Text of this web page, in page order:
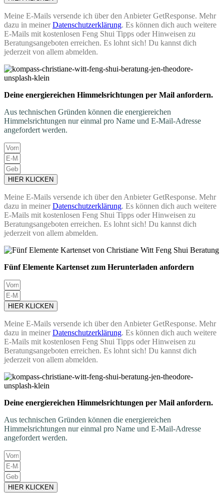
Meine E-Mails versende ich über den Anbieter GetResponse. Mehr
dazu in meinerDatenschutzerklärung. Es können dich auch weitere
E-Mails mit kostenlosen Feng Shui Tipps oder Hinweisen zu
Beratungsangeboten erreichen. Es lohnt sich! Du kannst dich
jederzeit von allem abmelden.
Deine energiereichen Himmelsrichtungen per Mail anfordern.
Aus technischen Gründen können die energiereichen
Himmelsrichtungen nur einmal pro Name und E-Mail-Adresse
angefordert werden.
HIER KLICKEN
Meine E-Mails versende ich über den Anbieter GetResponse. Mehr
dazu in meinerDatenschutzerklärung. Es können dich auch weitere
E-Mails mit kostenlosen Feng Shui Tipps oder Hinweisen zu
Beratungsangeboten erreichen. Es lohnt sich! Du kannst dich
jederzeit von allem abmelden.
Fünf Elemente Kartenset zum Herunterladen anfordern
HIER KLICKEN
Meine E-Mails versende ich über den Anbieter GetResponse. Mehr
dazu in meinerDatenschutzerklärung. Es können dich auch weitere
E-Mails mit kostenlosen Feng Shui Tipps oder Hinweisen zu
Beratungsangeboten erreichen. Es lohnt sich! Du kannst dich
jederzeit von allem abmelden.
Deine energiereichen Himmelsrichtungen per Mail anfordern.
Aus technischen Gründen können die energiereichen
Himmelsrichtungen nur einmal pro Name und E-Mail-Adresse
angefordert werden.
HIER KLICKEN